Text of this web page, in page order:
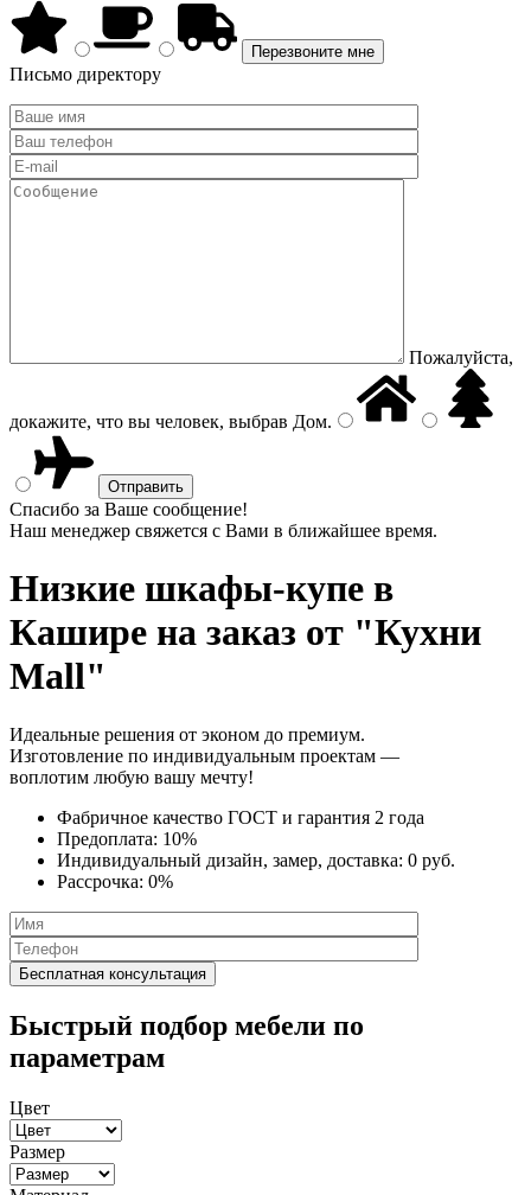
Письмо директору
Пожалуйста,
докажите, что вы человек, выбрав Дом.
Спасибо за Ваше сообщение!
Наш менеджер свяжется с Вами в ближайшее время.
Низкие шкафы-купе в
Кашире на заказ от "Кухни
Mall"
Идеальные решения от эконом до премиум.
Изготовление по индивидуальным проектам —
воплотим любую вашу мечту!
Фабричное качество ГОСТ и гарантия 2 года
Предоплата: 10%
Индивидуальный дизайн, замер, доставка: 0 руб.
Рассрочка: 0%
Быстрый подбор мебели по
параметрам
Цвет
Размер